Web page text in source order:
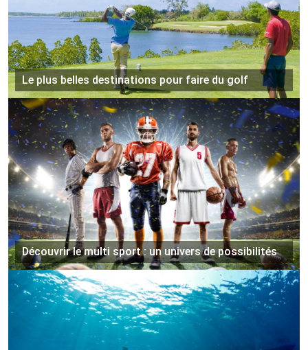
Le plus belles destinations pour faire du golf
Découvrir le multi sport : un univers de possibilités